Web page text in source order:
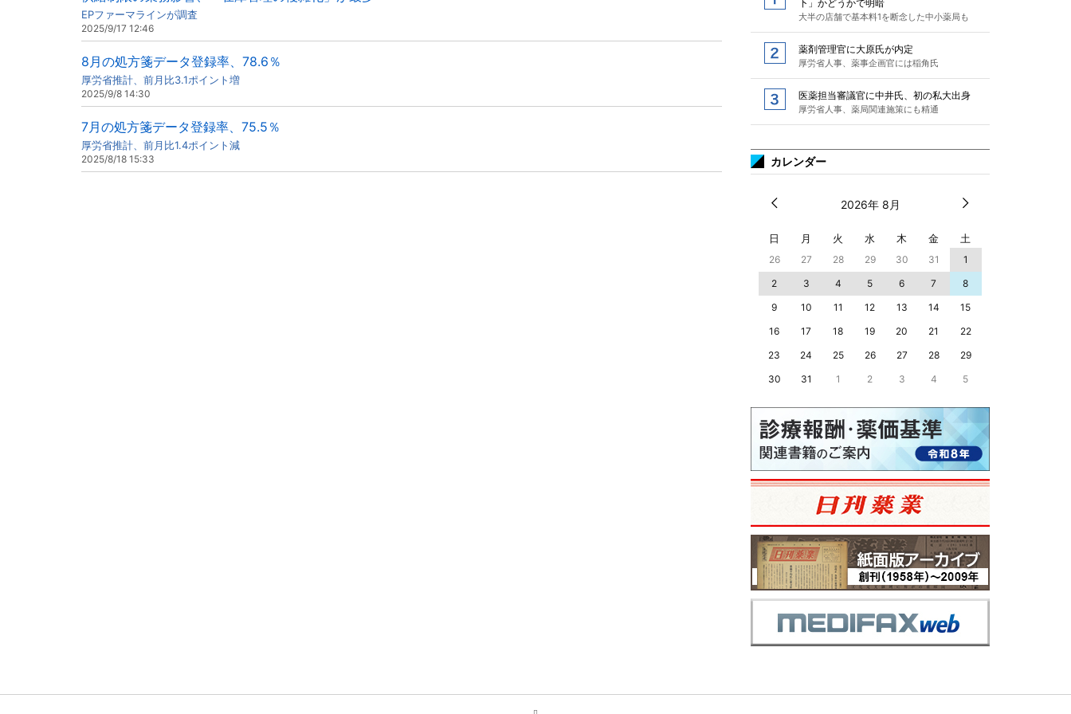
EPファーマラインが調査
2025/9/17 12:46
8月の処方箋データ登録率、78.6％
厚労省推計、前月比3.1ポイント増
2025/9/8 14:30
7月の処方箋データ登録率、75.5％
厚労省推計、前月比1.4ポイント減
2025/8/18 15:33
下」かどうかで明暗
大半の店舗で基本料1を断念した中小薬局も
薬剤管理官に大原氏が内定
厚労省人事、薬事企画官には稲角氏
医薬担当審議官に中井氏、初の私大出身
厚労省人事、薬局関連施策にも精通
カレンダー
2026年 8月
日 月 火 水 木 金 土
26 27 28 29 30 31
1
2
3 4 5 6 7
8
9
10 11 12 13 14
15
16
17 18 19 20 21
22
23
24 25 26 27 28
29
30
31 1 2 3 4 5